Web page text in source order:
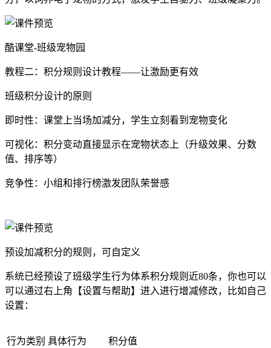
酷课堂-班级宠物园
教程二：积分规则设计教程——让激励更有效
班级积分设计的原则
即时性：课堂上当场加减分，学生立刻看到宠物变化
可视化：积分变动直接显示在宠物状态上（升级效果、分数
值、排序等）
竞争性：小组和排行榜激发团队荣誉感
预设加减积分的规则，可自定义
系统已经预设了班级学生行为体系积分规则近80条，你也可以
可以通过右上角【设置与帮助】进入进行增减修改，比如自己
设置：
行为类别 具体行为 积分值